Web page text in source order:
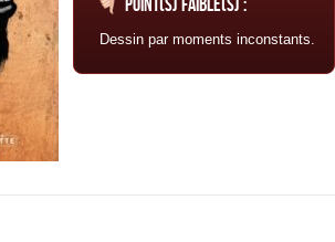
Point(s) faible(s) :
Dessin par moments inconstants.